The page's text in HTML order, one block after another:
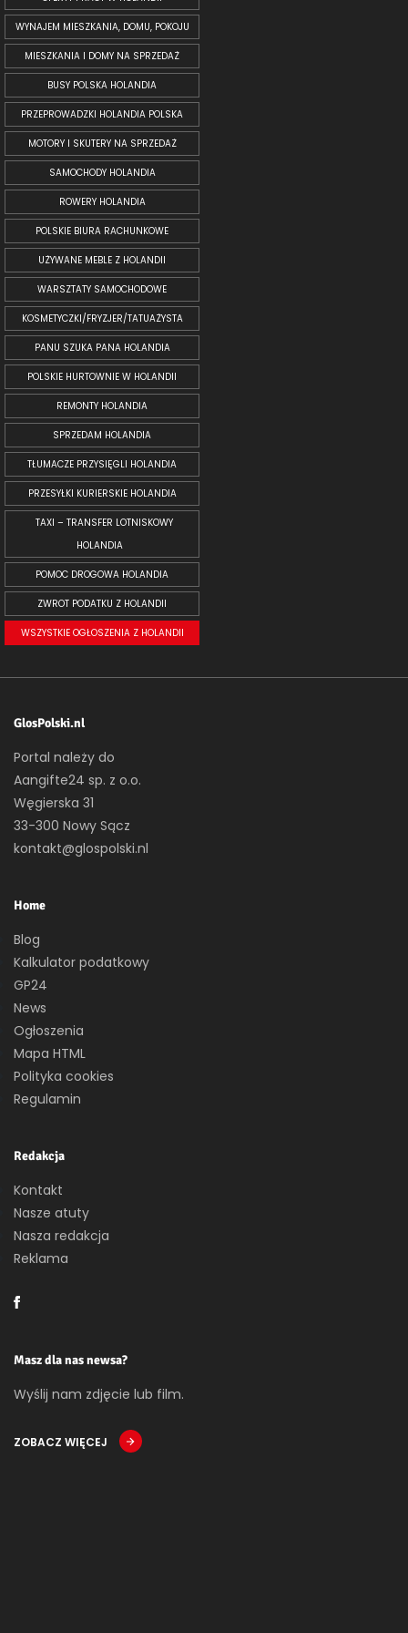
WYNAJEM MIESZKANIA, DOMU, POKOJU
MIESZKANIA I DOMY NA SPRZEDAŻ
BUSY POLSKA HOLANDIA
PRZEPROWADZKI HOLANDIA POLSKA
MOTORY I SKUTERY NA SPRZEDAŻ
SAMOCHODY HOLANDIA
ROWERY HOLANDIA
POLSKIE BIURA RACHUNKOWE
UŻYWANE MEBLE Z HOLANDII
WARSZTATY SAMOCHODOWE
KOSMETYCZKI/FRYZJER/TATUAŻYSTA
PANU SZUKA PANA HOLANDIA
POLSKIE HURTOWNIE W HOLANDII
REMONTY HOLANDIA
SPRZEDAM HOLANDIA
TŁUMACZE PRZYSIĘGLI HOLANDIA
PRZESYŁKI KURIERSKIE HOLANDIA
TAXI – TRANSFER LOTNISKOWY
HOLANDIA
POMOC DROGOWA HOLANDIA
ZWROT PODATKU Z HOLANDII
WSZYSTKIE OGŁOSZENIA Z HOLANDII
GlosPolski.nl
Portal należy do
Aangifte24 sp. z o.o.
Węgierska 31
33-300 Nowy Sącz
kontakt@glospolski.nl
Home
Blog
Kalkulator podatkowy
GP24
News
Ogłoszenia
Mapa HTML
Polityka cookies
Regulamin
Redakcja
Kontakt
Nasze atuty
Nasza redakcja
Reklama
Masz dla nas newsa?
Wyślij nam zdjęcie lub film.
ZOBACZ WIĘCEJ